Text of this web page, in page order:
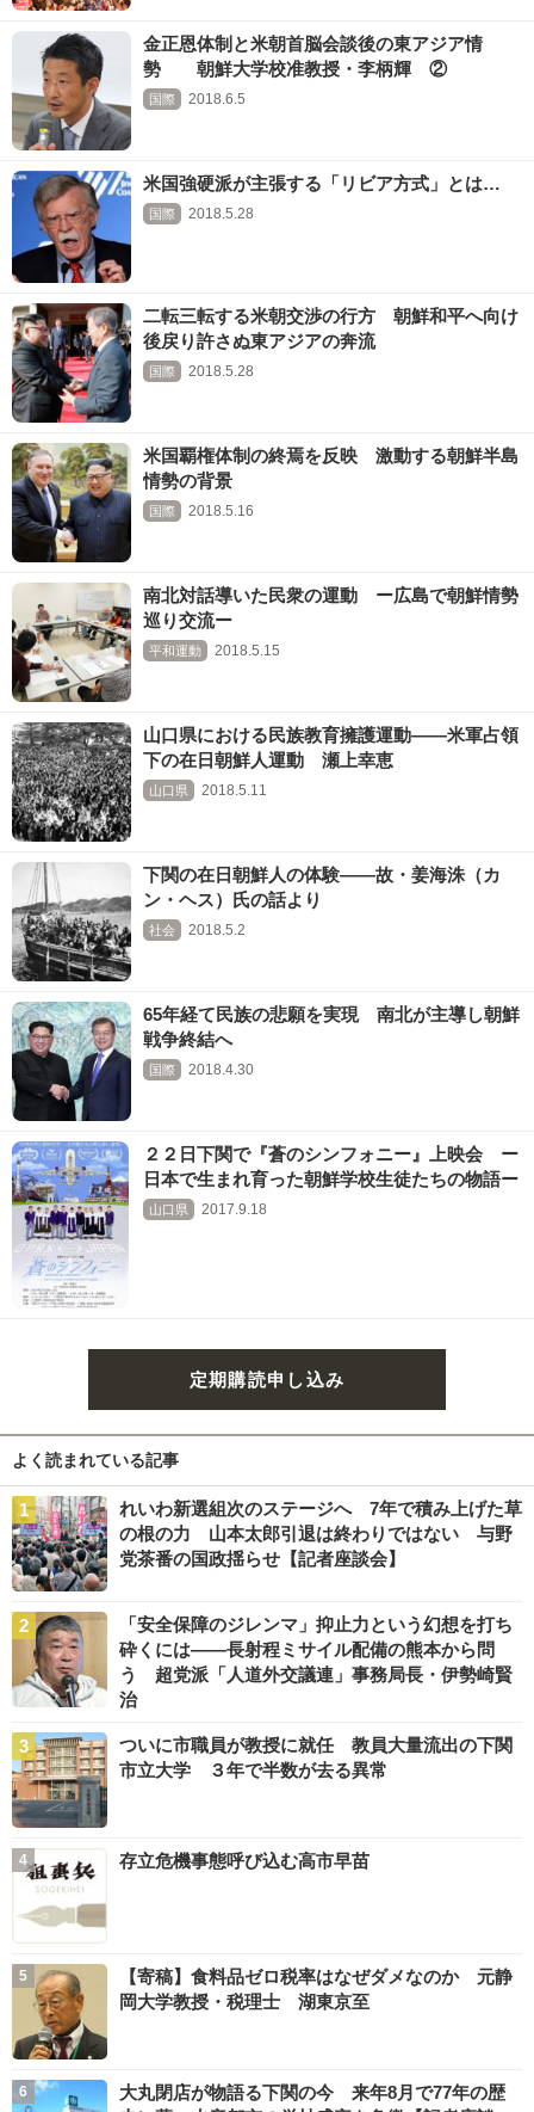
金正恩体制と米朝首脳会談後の東アジア情
勢 朝鮮大学校准教授・李柄輝 ②
国際 2018.6.5
米国強硬派が主張する「リビア方式」とは…
国際 2018.5.28
二転三転する米朝交渉の行方 朝鮮和平へ向け
後戻り許さぬ東アジアの奔流
国際 2018.5.28
米国覇権体制の終焉を反映 激動する朝鮮半島
情勢の背景
国際 2018.5.16
南北対話導いた民衆の運動 ー広島で朝鮮情勢
巡り交流ー
平和運動 2018.5.15
山口県における民族教育擁護運動――米軍占領
下の在日朝鮮人運動 瀬上幸恵
山口県 2018.5.11
下関の在日朝鮮人の体験――故・姜海洙（カ
ン・ヘス）氏の話より
社会 2018.5.2
65年経て民族の悲願を実現 南北が主導し朝鮮
戦争終結へ
国際 2018.4.30
２２日下関で『蒼のシンフォニー』上映会 ー
日本で生まれ育った朝鮮学校生徒たちの物語ー
山口県 2017.9.18
定期購読申し込み
よく読まれている記事
れいわ新選組次のステージへ 7年で積み上げた草
の根の力 山本太郎引退は終わりではない 与野
党茶番の国政揺らせ【記者座談会】
「安全保障のジレンマ」抑止力という幻想を打ち
砕くには――長射程ミサイル配備の熊本から問
う 超党派「人道外交議連」事務局長・伊勢崎賢
治
ついに市職員が教授に就任 教員大量流出の下関
市立大学 ３年で半数が去る異常
存立危機事態呼び込む高市早苗
【寄稿】食料品ゼロ税率はなぜダメなのか 元静
岡大学教授・税理士 湖東京至
大丸閉店が物語る下関の今 来年8月で77年の歴